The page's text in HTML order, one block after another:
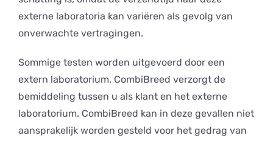
externe laboratoria kan variëren als gevolg van
onverwachte vertragingen.
Sommige testen worden uitgevoerd door een
extern laboratorium. CombiBreed verzorgt de
bemiddeling tussen u als klant en het externe
laboratorium. CombiBreed kan in deze gevallen niet
aansprakelijk worden gesteld voor het gedrag van